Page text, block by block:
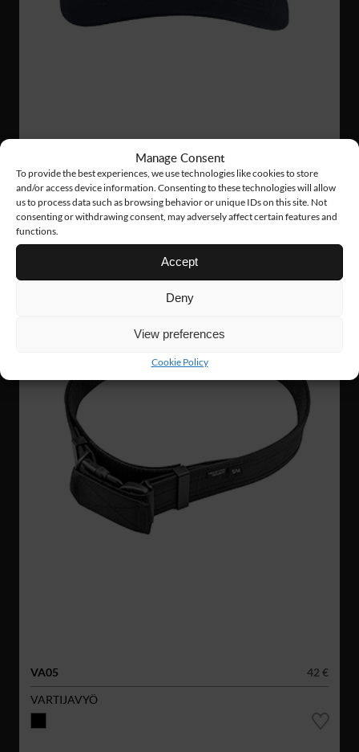
Manage Consent
To provide the best experiences, we use technologies like cookies to store
and/or access device information. Consenting to these technologies will allow
us to process data such as browsing behavior or unique IDs on this site. Not
consenting or withdrawing consent, may adversely affect certain features and
functions.
Accept
Deny
View preferences
Cookie Policy
TECH CAP
VA05
42 €
VARTIJAVYÖ